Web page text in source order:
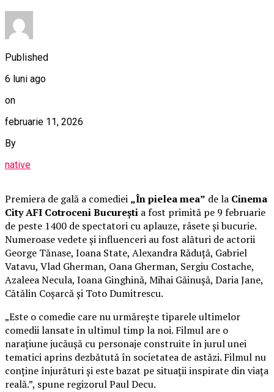
Published
6 luni ago
on
februarie 11, 2026
By
native
Premiera de gală a comediei „În pielea mea” de la Cinema
City AFI Cotroceni București a fost primită pe 9 februarie
de peste 1400 de spectatori cu aplauze, râsete și bucurie.
Numeroase vedete și influenceri au fost alături de actorii
George Tănase, Ioana State, Alexandra Răduță, Gabriel
Vatavu, Vlad Gherman, Oana Gherman, Sergiu Costache,
Azaleea Necula, Ioana Ginghină, Mihai Găinușă, Daria Jane,
Cătălin Coșarcă și Toto Dumitrescu.
„Este o comedie care nu urmărește tiparele ultimelor
comedii lansate în ultimul timp la noi. Filmul are o
narațiune jucăușă cu personaje construite în jurul unei
tematici aprins dezbătută în societatea de astăzi. Filmul nu
conține înjurături și este bazat pe situații inspirate din viața
reală.”, spune regizorul Paul Decu.